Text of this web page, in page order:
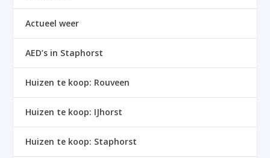
Actueel weer
AED’s in Staphorst
Huizen te koop: Rouveen
Huizen te koop: IJhorst
Huizen te koop: Staphorst